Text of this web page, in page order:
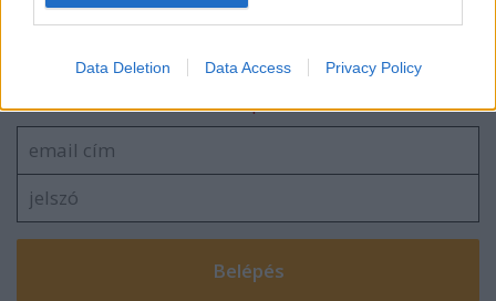
Data Deletion Data Access Privacy Policy
Szólj hozzá!
A hozzászóláshoz be kell lépned!